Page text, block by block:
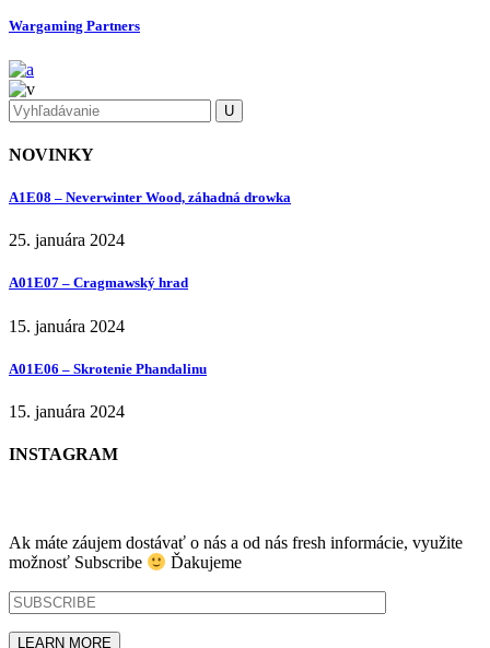
Wargaming Partners
NOVINKY
A1E08 – Neverwinter Wood, záhadná drowka
25. januára 2024
A01E07 – Cragmawský hrad
15. januára 2024
A01E06 – Skrotenie Phandalinu
15. januára 2024
INSTAGRAM
Ak máte záujem dostávať o nás a od nás fresh informácie, využite
možnosť Subscribe
Ďakujeme